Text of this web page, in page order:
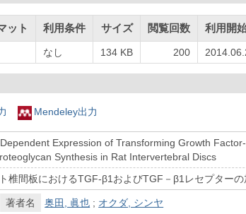
ット 利用条件 サイズ 閲覧回数 利用開
なし 134 KB 200
Mendeley出力
Expression of Transforming Growth
Synthesis in Rat Intervertebral Discs
椎間板におけるTGF-β1およびTGF－β1レセプター
著者名 奥田, 眞也 ; オクダ, シンヤ